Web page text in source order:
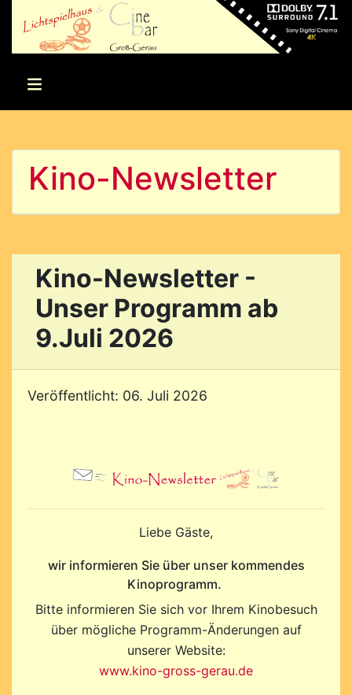
Kino-Newsletter
Kino-Newsletter -
Unser Programm ab
9.Juli 2026
Veröffentlicht: 06. Juli 2026
Liebe Gäste,
wir informieren Sie über unser kommendes
Kinoprogramm.
Bitte informieren Sie sich vor Ihrem Kinobesuch
über mögliche Programm-Änderungen auf
unserer Website:
www.kino-gross-gerau.de